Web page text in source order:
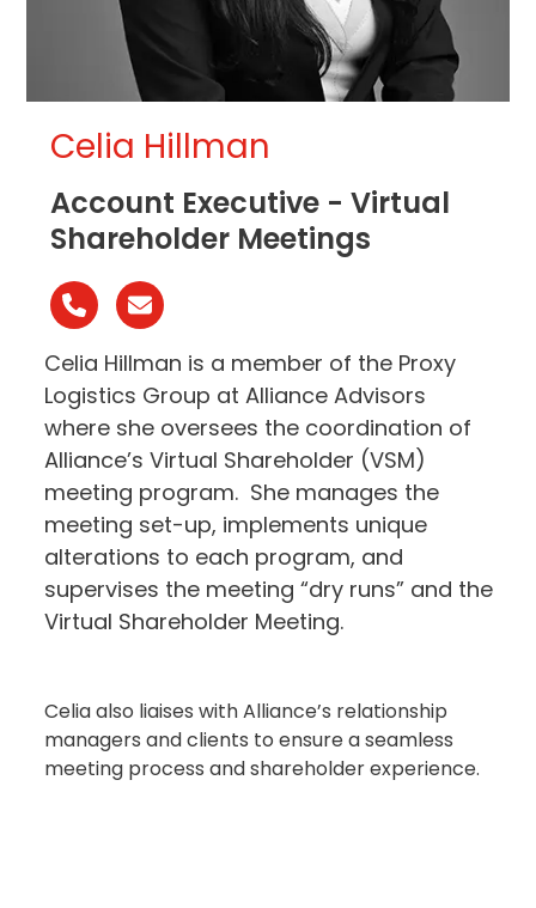
Celia Hillman
Account Executive - Virtual
Shareholder Meetings
Número
telefónico
Correo
electrónico
Celia Hillman is a member of the Proxy
Logistics Group at Alliance Advisors
where she oversees the coordination of
Alliance’s Virtual Shareholder (VSM)
meeting program. She manages the
meeting set-up, implements unique
alterations to each program, and
supervises the meeting “dry runs” and the
Virtual Shareholder Meeting.
Celia also liaises with Alliance’s relationship
managers and clients to ensure a seamless
meeting process and shareholder experience.